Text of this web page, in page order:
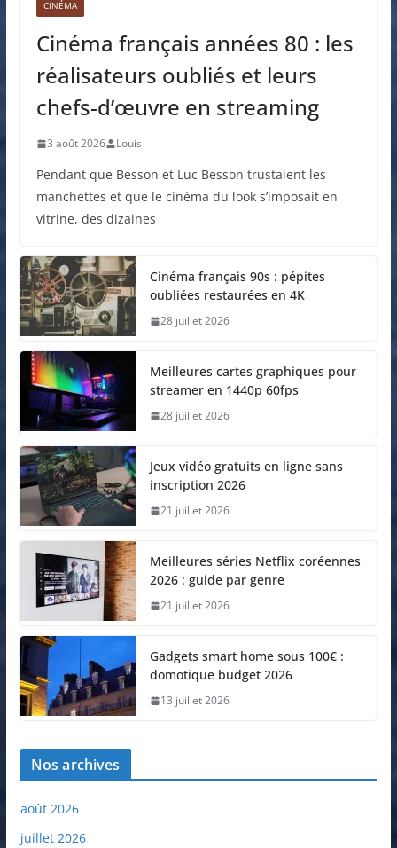
CINÉMA
Cinéma français années 80 : les
réalisateurs oubliés et leurs
chefs-d’œuvre en streaming
3 août 2026 Louis
Pendant que Besson et Luc Besson trustaient les
manchettes et que le cinéma du look s’imposait en
vitrine, des dizaines
Cinéma français 90s : pépites
oubliées restaurées en 4K
28 juillet 2026
Meilleures cartes graphiques pour
streamer en 1440p 60fps
28 juillet 2026
Jeux vidéo gratuits en ligne sans
inscription 2026
21 juillet 2026
Meilleures séries Netflix coréennes
2026 : guide par genre
21 juillet 2026
Gadgets smart home sous 100€ :
domotique budget 2026
13 juillet 2026
Nos archives
août 2026
juillet 2026